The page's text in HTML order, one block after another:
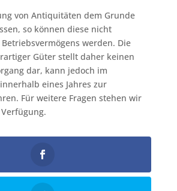
von Antiquitäten dem Grunde
so können diese nicht
werden. Die
Güter stellt daher keinen
dar, kann jedoch im
eines Jahres zur
Für weitere Fragen stehen wir